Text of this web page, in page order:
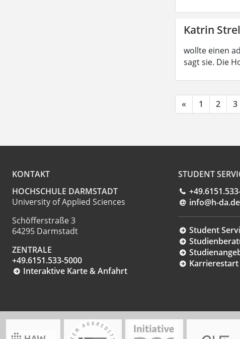
Katrin
wollte einen
sagt sie. Die
« 1 2 3
KONTAKT
HOCHSCHULE DARMSTADT
University of Applied Sciences
Schöfferstraße 3
64295 Darmstadt
ZENTRALE
+49.6151.533-5000
Interaktive Karte & Anfahrt
STUDENT
info@h-da.de
Student
Karrierestart